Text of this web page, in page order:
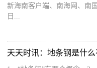
新海南客户端、南海网、南
日...
天天时讯：地条钢是什